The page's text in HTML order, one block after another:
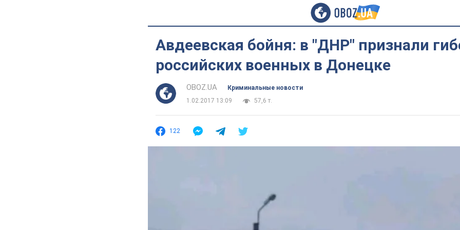
Авдеевская бойня: в "ДНР" признали
российских военных в Донецке
OBOZ.UA
Криминальные новости
1.02.2017 13:09
57,6 т.
122